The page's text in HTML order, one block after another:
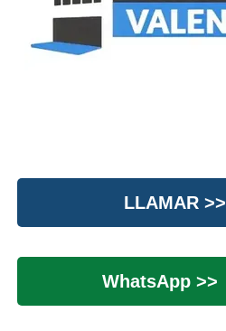
LLAMAR >>
WhatsApp >>